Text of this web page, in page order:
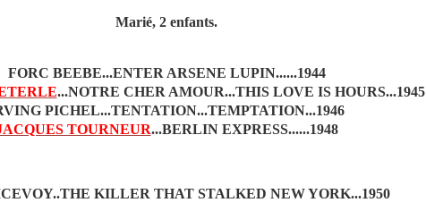
Marié, 2 enfants.
FORC BEEBE...ENTER ARSENE LUPIN......1944
...NOTRE CHER AMOUR...THIS LOVE IS HOURS...1945
PICHEL...TENTATION...TEMPTATION...1946
TOURNEUR...BERLIN EXPRESS......1948
KILLER THAT STALKED NEW YORK...1950